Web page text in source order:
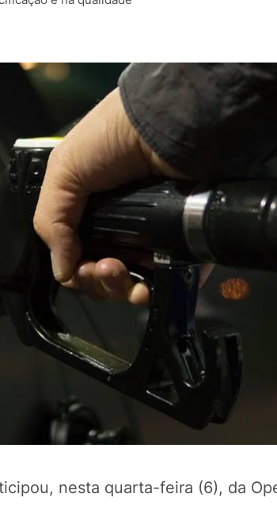
nesta quarta-feira (6), da